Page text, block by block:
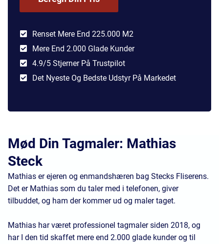
Renset Mere End 225.000 M2
Mere End 2.000 Glade Kunder
4.9/5 Stjerner På Trustpilot
Det Nyeste Og Bedste Udstyr På Markedet
Mød Din Tagmaler: Mathias
Steck
Mathias er ejeren og enmandshæren bag Stecks Fliserens.
Det er Mathias som du taler med i telefonen, giver
tilbuddet, og ham der kommer ud og maler taget.
Mathias har været professionel tagmaler siden 2018, og
har I den tid skaffet mere end 2.000 glade kunder og til